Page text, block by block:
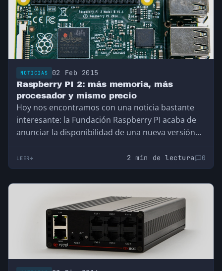
NOTICIAS 02 Feb 2015
Raspberry PI 2: más memoria, más
procesador y mismo precio
Hoy nos encontramos con una noticia bastante
interesante: la Fundación Raspberry PI acaba de
anunciar la disponibilidad de una nueva versión
LEER 2 min de lectura 0